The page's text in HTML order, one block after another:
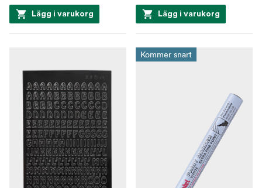
Lägg i varukorg Lägg i varukorg
Kommer snart